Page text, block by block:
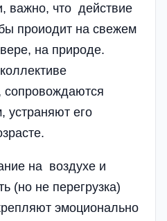
важно, что действие
проиодит на свежем
на природе.
устраняют его
на воздухе и
(но не перегрузка)
эмоционально